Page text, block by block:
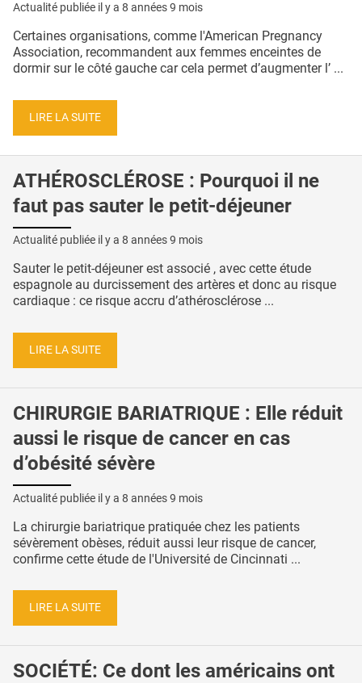
Actualité publiée il y a 8 années 9 mois
Certaines organisations, comme l'American Pregnancy
Association, recommandent aux femmes enceintes de
dormir sur le côté gauche car cela permet d’augmenter l’ ...
LIRE LA SUITE
ATHÉROSCLÉROSE : Pourquoi il ne
faut pas sauter le petit-déjeuner
Actualité publiée il y a 8 années 9 mois
Sauter le petit-déjeuner est associé , avec cette étude
espagnole au durcissement des artères et donc au risque
cardiaque : ce risque accru d’athérosclérose ...
LIRE LA SUITE
CHIRURGIE BARIATRIQUE : Elle réduit
aussi le risque de cancer en cas
d’obésité sévère
Actualité publiée il y a 8 années 9 mois
La chirurgie bariatrique pratiquée chez les patients
sévèrement obèses, réduit aussi leur risque de cancer,
confirme cette étude de l'Université de Cincinnati ...
LIRE LA SUITE
SOCIÉTÉ: Ce dont les américains ont